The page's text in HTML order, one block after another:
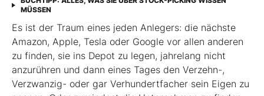
MÜSSEN
Es ist der Traum eines jeden Anlegers: die nächste
Amazon, Apple, Tesla oder Google vor allen anderen
zu finden, sie ins Depot zu legen, jahrelang nicht
anzurühren und dann eines Tages den Verzehn-,
Verzwanzig- oder gar Verhundertfacher sein Eigen zu